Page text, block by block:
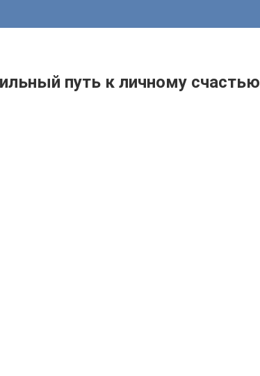
путь к личному счастью